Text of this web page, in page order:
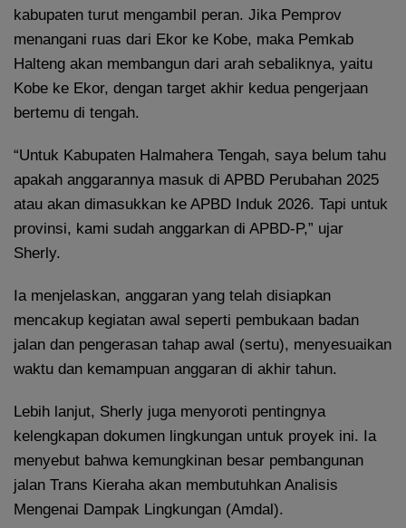
kabupaten turut mengambil peran. Jika Pemprov
menangani ruas dari Ekor ke Kobe, maka Pemkab
Halteng akan membangun dari arah sebaliknya, yaitu
Kobe ke Ekor, dengan target akhir kedua pengerjaan
bertemu di tengah.
“Untuk Kabupaten Halmahera Tengah, saya belum tahu
apakah anggarannya masuk di APBD Perubahan 2025
atau akan dimasukkan ke APBD Induk 2026. Tapi untuk
provinsi, kami sudah anggarkan di APBD-P,” ujar
Sherly.
Ia menjelaskan, anggaran yang telah disiapkan
mencakup kegiatan awal seperti pembukaan badan
jalan dan pengerasan tahap awal (sertu), menyesuaikan
waktu dan kemampuan anggaran di akhir tahun.
Lebih lanjut, Sherly juga menyoroti pentingnya
kelengkapan dokumen lingkungan untuk proyek ini. Ia
menyebut bahwa kemungkinan besar pembangunan
jalan Trans Kieraha akan membutuhkan Analisis
Mengenai Dampak Lingkungan (Amdal).